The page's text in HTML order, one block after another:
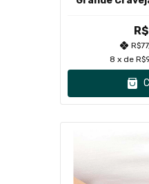
8 x de